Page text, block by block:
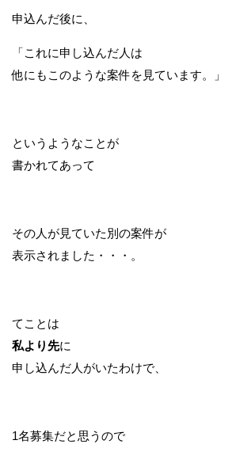
申込んだ後に、
「これに申し込んだ人は
他にもこのような案件を見ています。」
というようなことが
書かれてあって
その人が見ていた別の案件が
表示されました・・・。
てことは
私より先に
申し込んだ人がいたわけで、
1名募集だと思うので